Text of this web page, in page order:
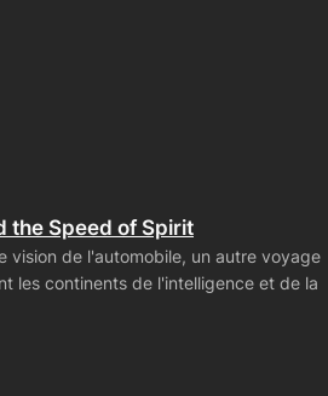
the Speed of Spirit
vision de l'automobile, un autre voyage
les continents de l'intelligence et de la